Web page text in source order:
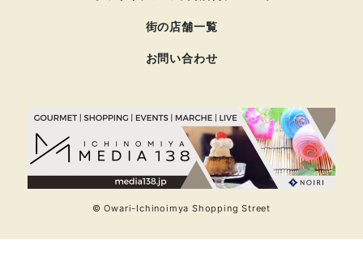
街の店舗一覧
お問い合わせ
© Owari-Ichinoimya Shopping Street